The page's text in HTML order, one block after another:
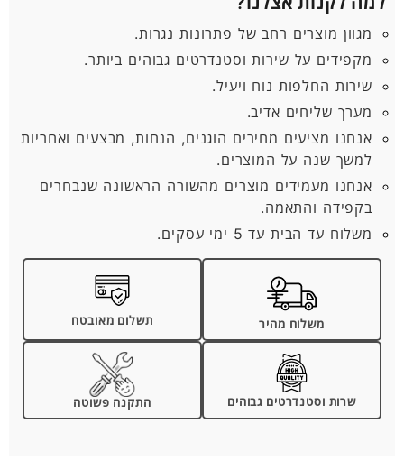
מגוון מוצרים רחב של פתרונות נגרות.
מקפידים על שירות וסטנדרטים גבוהים ביותר.
שירות החלפות נוח ויעיל.
מערך שליחים אדיב.
אנחנו מציעים מחירים הוגנים, הנחות, מבצעים ואחריות
למשך שנה על המוצרים.
אנחנו מעמידים מוצרים מהשורה הראשונה שנבחרים
בקפידה והתאמה.
משלוח עד הבית עד 5 ימי עסקים.
משלוח מהיר תשלום מאובטח
שרות וסטנדרטים גבוהים התקנה פשוטה